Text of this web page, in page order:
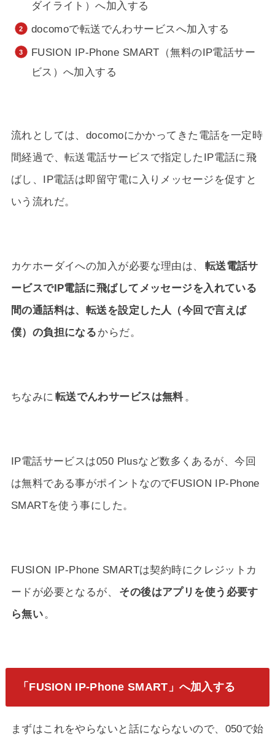
ダイライト）へ加入する
docomoで転送でんわサービスへ加入する
FUSION IP-Phone SMART（無料のIP電話サー
ビス）へ加入する
流れとしては、docomoにかかってきた電話を一定時
間経過で、転送電話サービスで指定したIP電話に飛
ばし、IP電話は即留守電に入りメッセージを促すと
いう流れだ。
カケホーダイへの加入が必要な理由は、
転送電話サ
ービスでIP電話に飛ばしてメッセージを入れている
間の通話料は、転送を設定した人（今回で言えば
僕）の負担になる からだ。
ちなみに 転送でんわサービスは無料。
IP電話サービスは050 Plusなど数多くあるが、今回
は無料である事がポイントなのでFUSION IP-Phone
SMARTを使う事にした。
FUSION IP-Phone SMARTは契約時にクレジットカ
ードが必要となるが、
その後はアプリを使う必要す
ら無い。
「FUSION IP-Phone SMART」へ加入する
まずはこれをやらないと話にならないので、050で始